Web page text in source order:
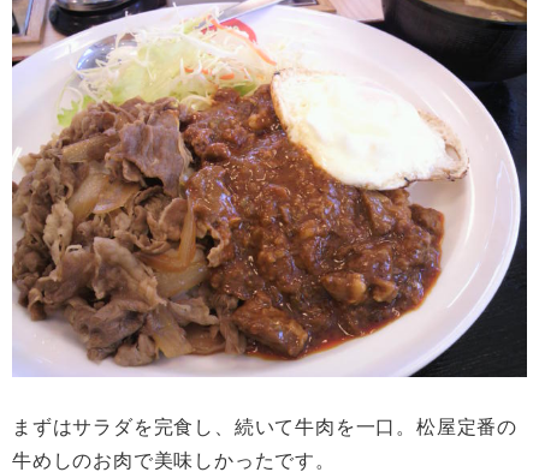
まずはサラダを完食し、続いて牛肉を一口。松屋定番の
牛めしのお肉で美味しかったです。